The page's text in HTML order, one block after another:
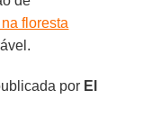
floresta
por El